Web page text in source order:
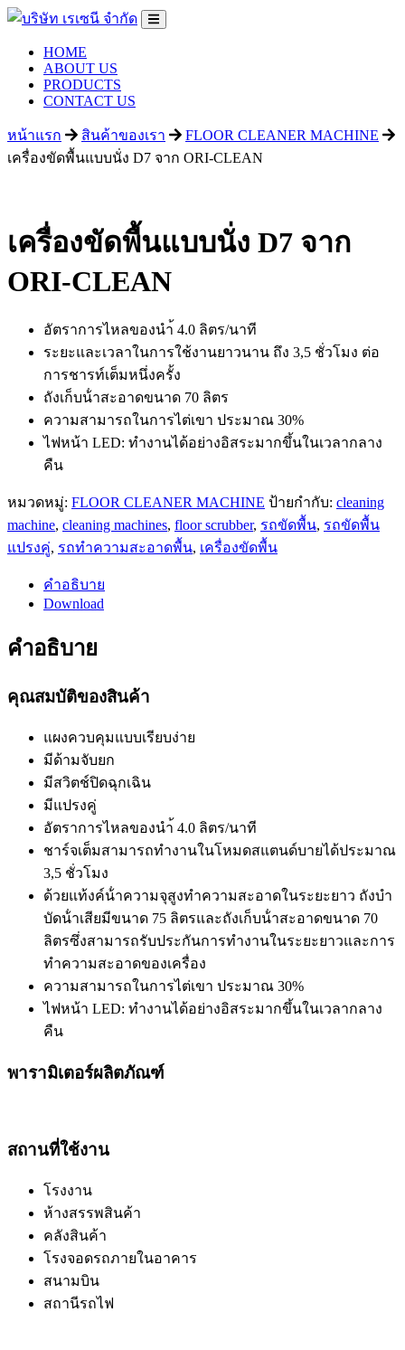
HOME
ABOUT US
PRODUCTS
CONTACT US
หน้าแรก สินค้าของเรา
FLOOR CLEANER MACHINE
เครื่องขัดพื้นแบบนั่ง D7 จาก ORI-CLEAN
เครื่องขัดพื้นแบบนั่ง D7 จาก
ORI-CLEAN
อัตราการไหลของนำ้ 4.0 ลิตร/นาที
ระยะและเวลาในการใช้งานยาวนาน ถึง 3,5 ชั่วโมง ต่อ
การชารท์เต็มหนึ่งครั้ง
ถังเก็บน้ําสะอาดขนาด 70 ลิตร
ความสามารถในการไต่เขา ประมาณ 30%
ไฟหน้า LED: ทำงานได้อย่างอิสระมากขึ้นในเวลากลาง
คืน
หมวดหมู่: FLOOR CLEANER MACHINE ป้ายกำกับ: cleaning
machine, cleaning machines, floor scrubber, รถขัดพื้น, รถขัดพื้น
แปรงคู่, รถทำความสะอาดพื้น, เครื่องขัดพื้น
คำอธิบาย
Download
คำอธิบาย
คุณสมบัติของสินค้า
แผงควบคุมแบบเรียบง่าย
มีด้ามจับยก
มีสวิตช์ปิดฉุกเฉิน
มีแปรงคู่
อัตราการไหลของนำ้ 4.0 ลิตร/นาที
ชาร์จเต็มสามารถทํางานในโหมดสแตนด์บายได้ประมาณ
3,5 ชั่วโมง
ด้วยแท้งค์น้ําความจุสูงทําความสะอาดในระยะยาว ถังบํา
บัดน้ําเสียมีขนาด 75 ลิตรและถังเก็บน้ําสะอาดขนาด 70
ลิตรซึ่งสามารถรับประกันการทํางานในระยะยาวและการ
ทําความสะอาดของเครื่อง
ความสามารถในการไต่เขา ประมาณ 30%
ไฟหน้า LED: ทำงานได้อย่างอิสระมากขึ้นในเวลากลาง
คืน
พารามิเตอร์ผลิตภัณฑ์
สถานที่ใช้งาน
โรงงาน
ห้างสรรพสินค้า
คลังสินค้า
โรงจอดรถภายในอาคาร
สนามบิน
สถานีรถไฟ